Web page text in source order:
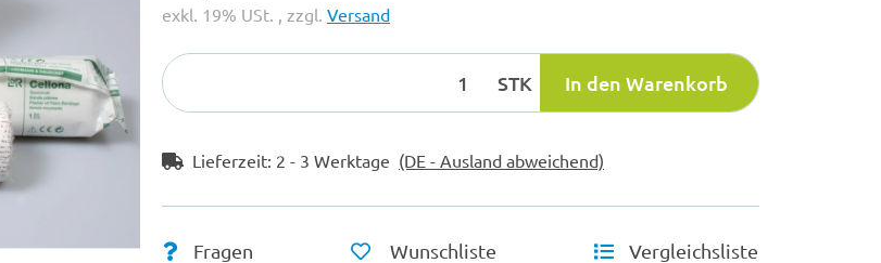
exkl. 19% USt. , zzgl. Versand
STK In den Warenkorb
Lieferzeit: 2 - 3 Werktage (DE - Ausland abweichend)
Fragen Wunschliste Vergleichsliste